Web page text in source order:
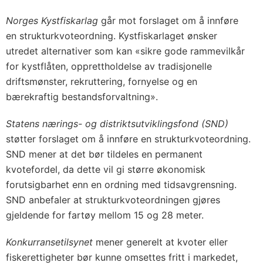
Norges Kystfiskarlag går mot forslaget om å innføre
en strukturkvoteordning. Kystfiskarlaget ønsker
utredet alternativer som kan «sikre gode rammevilkår
for kystflåten, opprettholdelse av tradisjonelle
driftsmønster, rekruttering, fornyelse og en
bærekraftig bestandsforvaltning».
Statens nærings- og distriktsutviklingsfond (SND)
støtter forslaget om å innføre en strukturkvoteordning.
SND mener at det bør tildeles en permanent
kvotefordel, da dette vil gi større økonomisk
forutsigbarhet enn en ordning med tidsavgrensning.
SND anbefaler at strukturkvoteordningen gjøres
gjeldende for fartøy mellom 15 og 28 meter.
Konkurransetilsynet mener generelt at kvoter eller
fiskerettigheter bør kunne omsettes fritt i markedet,